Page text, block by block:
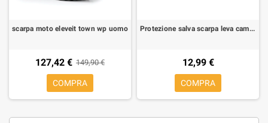
scarpa moto eleveit town wp uomo
127,42 € 149,90 €
COMPRA
Protezione salva scarpa leva cambio By Ryder clips
12,99 €
COMPRA